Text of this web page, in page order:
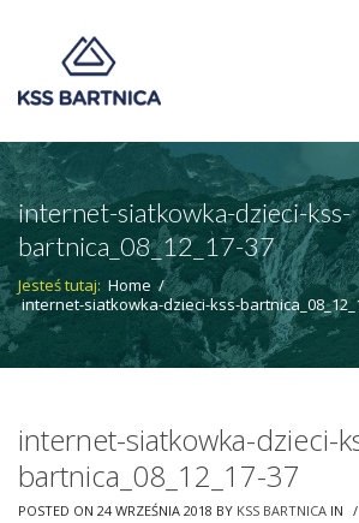
internet-siatkowka-dzieci-kss-
bartnica_08_12_17-37
Jesteś tutaj: Home /
internet-siatkowka-dzieci-kss-
internet-siatkowka-dzieci-
bartnica_08_12_17-37
POSTED ON 24 WRZEŚNIA 2018 BY KSS BARTNICA IN /